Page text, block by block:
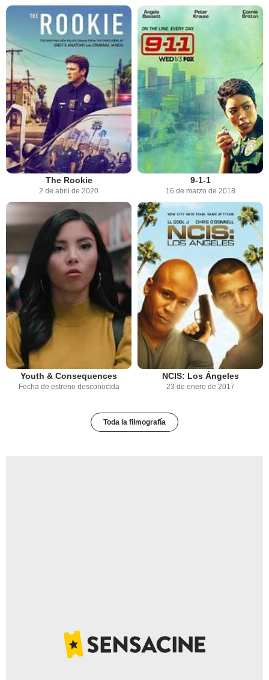
The Rookie
2 de abril de 2020
9-1-1
16 de marzo de 2018
Youth & Consequences
Fecha de estreno desconocida
NCIS: Los Ángeles
23 de enero de 2017
Toda la filmografía